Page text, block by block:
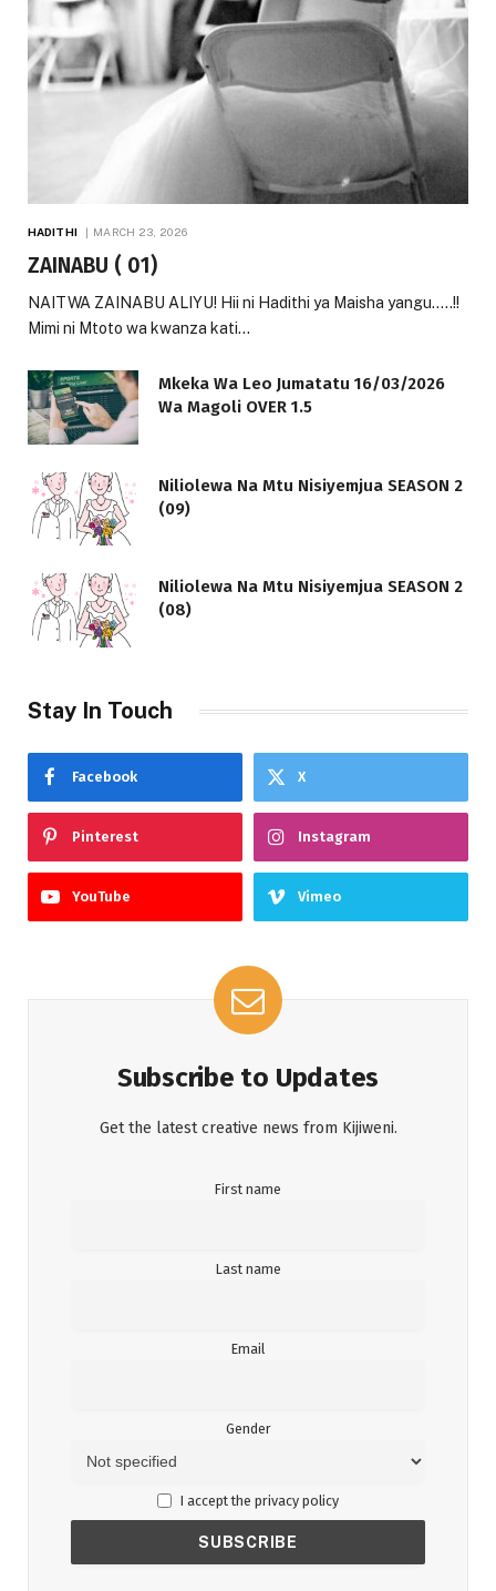
HADITHI MARCH 23, 2026
ZAINABU ( 01)
NAITWA ZAINABU ALIYU! Hii ni Hadithi ya Maisha yangu…..!!
Mimi ni Mtoto wa kwanza kati…
Mkeka Wa Leo Jumatatu 16/03/2026
Wa Magoli OVER 1.5
Niliolewa Na Mtu Nisiyemjua SEASON 2
(09)
Niliolewa Na Mtu Nisiyemjua SEASON 2
(08)
Stay In Touch
Facebook X
Pinterest Instagram
YouTube Vimeo
Subscribe to Updates
Get the latest creative news from Kijiweni.
First name
Last name
Email
Gender
I accept the privacy policy